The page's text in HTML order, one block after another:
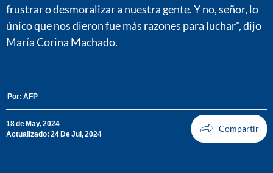
frustrar o desmoralizar a nuestra gente. Y no, señor, lo
único que nos dieron fue más razones para luchar", dijo
María Corina Machado.
Por: AFP
18 de May, 2024
Actualizado: 24 De Jul, 2024